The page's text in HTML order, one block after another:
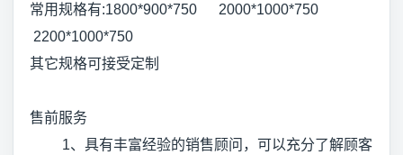
常用规格有:1800*900*750 2000*1000*750
2200*1000*750
其它规格可接受定制
售前服务
1、具有丰富经验的销售顾问，可以充分了解顾客